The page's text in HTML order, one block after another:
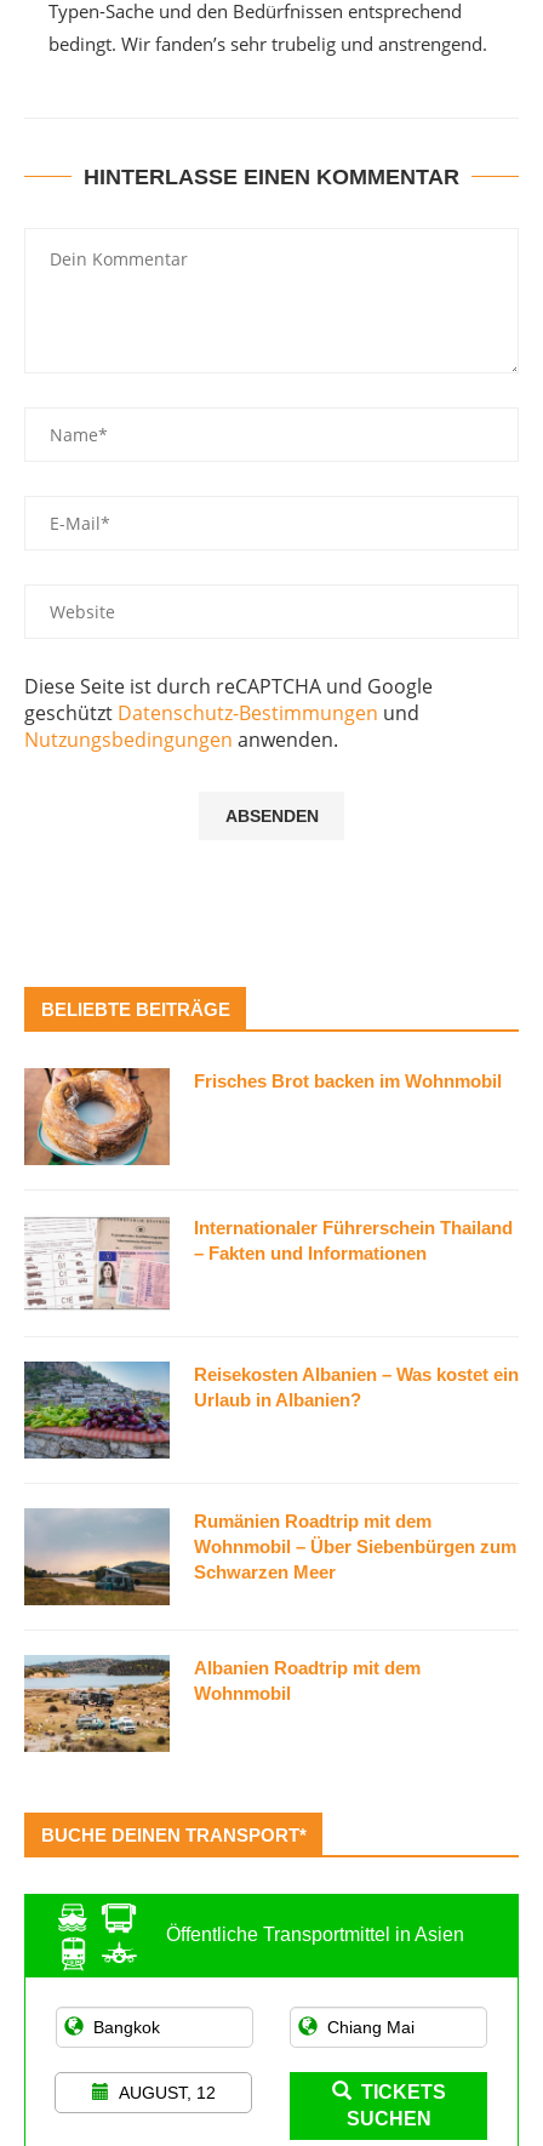
Typen-Sache und den Bedürfnissen entsprechend
bedingt. Wir fanden’s sehr trubelig und anstrengend.
HINTERLASSE EINEN KOMMENTAR
Diese Seite ist durch reCAPTCHA und Google
geschützt Datenschutz-Bestimmungen und
Nutzungsbedingungen anwenden.
BELIEBTE BEITRÄGE
Frisches Brot backen im Wohnmobil
Internationaler Führerschein Thailand
– Fakten und Informationen
Reisekosten Albanien – Was kostet ein
Urlaub in Albanien?
Rumänien Roadtrip mit dem
Wohnmobil – Über Siebenbürgen zum
Schwarzen Meer
Albanien Roadtrip mit dem
Wohnmobil
BUCHE DEINEN TRANSPORT*
Öffentliche Transportmittel in Asien
AUGUST, 12
TICKETS
SUCHEN